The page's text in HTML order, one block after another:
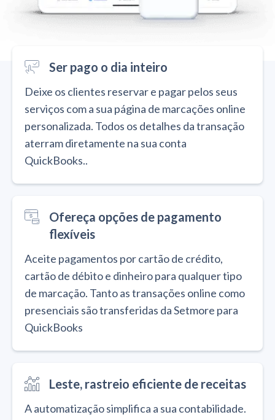
Ser pago o dia inteiro
Deixe os clientes reservar e pagar pelos seus
serviços com a sua página de marcações online
personalizada. Todos os detalhes da transação
aterram diretamente na sua conta
QuickBooks..
Ofereça opções de pagamento
flexíveis
Aceite pagamentos por cartão de crédito,
cartão de débito e dinheiro para qualquer tipo
de marcação. Tanto as transações online como
presenciais são transferidas da Setmore para
QuickBooks
Leste, rastreio eficiente de receitas
A automatização simplifica a sua contabilidade.